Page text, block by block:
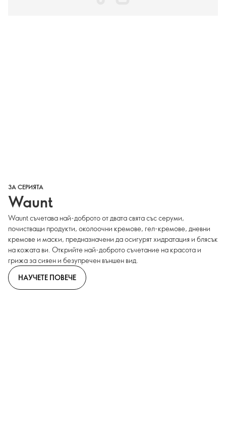
ЗА СЕРИЯТА
Waunt
Waunt съчетава най-доброто от двата свята със серуми,
почистващи продукти, околоочни кремове, гел-кремове, дневни
кремове и маски, предназначени да осигурят хидратация и блясък
на кожата ви. Открийте най-доброто съчетание на красота и
грижа за сияен и безупречен външен вид.
НАУЧЕТЕ ПОВЕЧЕ